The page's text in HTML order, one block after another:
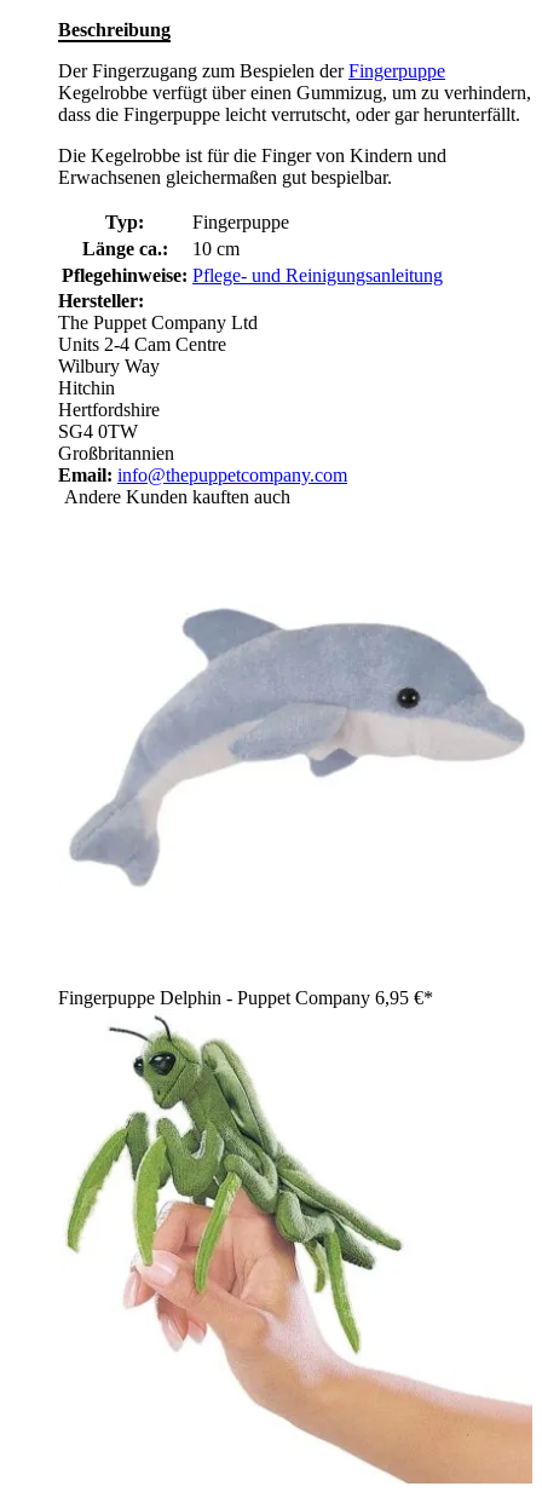
Beschreibung
Der Fingerzugang zum Bespielen derFingerpuppe
Kegelrobbe verfügt über einen Gummizug, um zu verhindern,
dass die Fingerpuppe leicht verrutscht, oder gar herunterfällt.
Die Kegelrobbe ist für die Finger von Kindern und
Erwachsenen gleichermaßen gut bespielbar.
Typ:
Fingerpuppe
Länge ca.:
10 cm
Pflegehinweise: Pflege- und Reinigungsanleitung
Hersteller:
The Puppet Company Ltd
Units 2-4 Cam Centre
Wilbury Way
Hitchin
Hertfordshire
SG4 0TW
Großbritannien
Email: info@thepuppetcompany.com
Andere Kunden kauften auch
Fingerpuppe Delphin - Puppet Company 6,95 €*